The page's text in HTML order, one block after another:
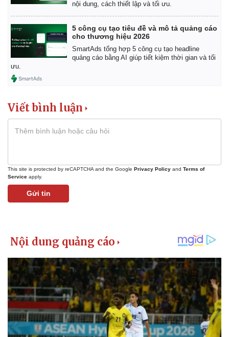
Vụ án
Tin nóng
Tư vấn luật
Vũ khí
Việt Nam
Phân tích
nội dung, cách thiết lập và tối ưu.
5 công cụ tạo tiêu đề và mô tả quảng cáo
cho thương hiệu 2026
SmartAds tổng hợp 5 công cụ tạo headline
quảng cáo bằng AI giúp tiết kiệm thời gian và tối
ưu.
Viết bình luận
This site is protected by reCAPTCHA and the Google Privacy Policy and Terms of
Service apply.
Gửi tin